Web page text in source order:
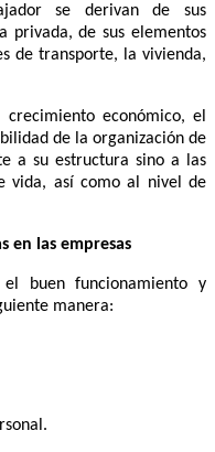
se derivan de sus
privada, de sus elementos
de transporte, la vivienda,
económico, el
de la organización de
a su estructura sino a las
vida, así como al nivel de
en las empresas
buen funcionamiento y
manera: